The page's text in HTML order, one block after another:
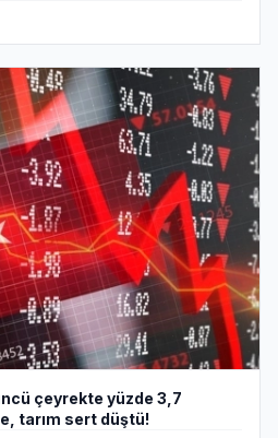
çeyrekte yüzde 3,7
tarım sert düştü!